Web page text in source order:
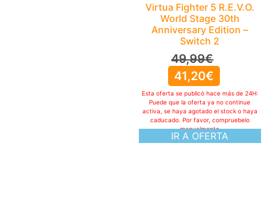
Virtua Fighter 5 R.E.V.O.
World Stage 30th
Anniversary Edition –
Switch 2
49,99€
41,20€
IR A OFERTA
Esta oferta se publicó hace más de 24H:
Puede que la oferta ya no continue
activa, se haya agotado el stock o haya
caducado. Por favor, compruebelo
manualmente